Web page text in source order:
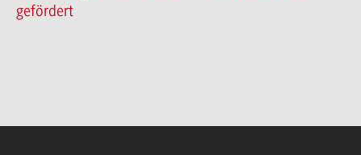
gefördert